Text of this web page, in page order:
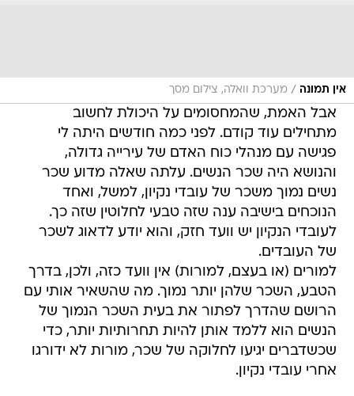
אין תמונה / מערכת וואלה, צילום מסך
אבל האמת, שהמחסומים על היכולת לחשוב
מתחילים עוד קודם. לפני כמה חודשים היתה לי
פגישה עם מנהלי כוח האדם של עירייה גדולה,
והנושא היה שכר הנשים. עלתה שאלה מדוע שכר
נשים נמוך משכר של עובדי נקיון, למשל, ואחד
הנוכחים בישיבה ענה שזה טבעי לחלוטין שזה כך.
לעובדי הנקיון יש וועד חזק, והוא יודע לדאוג לשכר
של העובדים.
למורים (או בעצם, למורות) אין וועד כזה, ולכן, בדרך
הטבע, השכר שלהן יותר נמוך. מה שהשאיר אותי עם
הרושם שהדרך לפתור את בעית השכר הנמוך של
הנשים הוא ללמד אותן להיות תחרותיות יותר, כדי
שכשדברים יגיעו לחלוקה של שכר, מורות לא ידורגו
אחרי עובדי נקיון.